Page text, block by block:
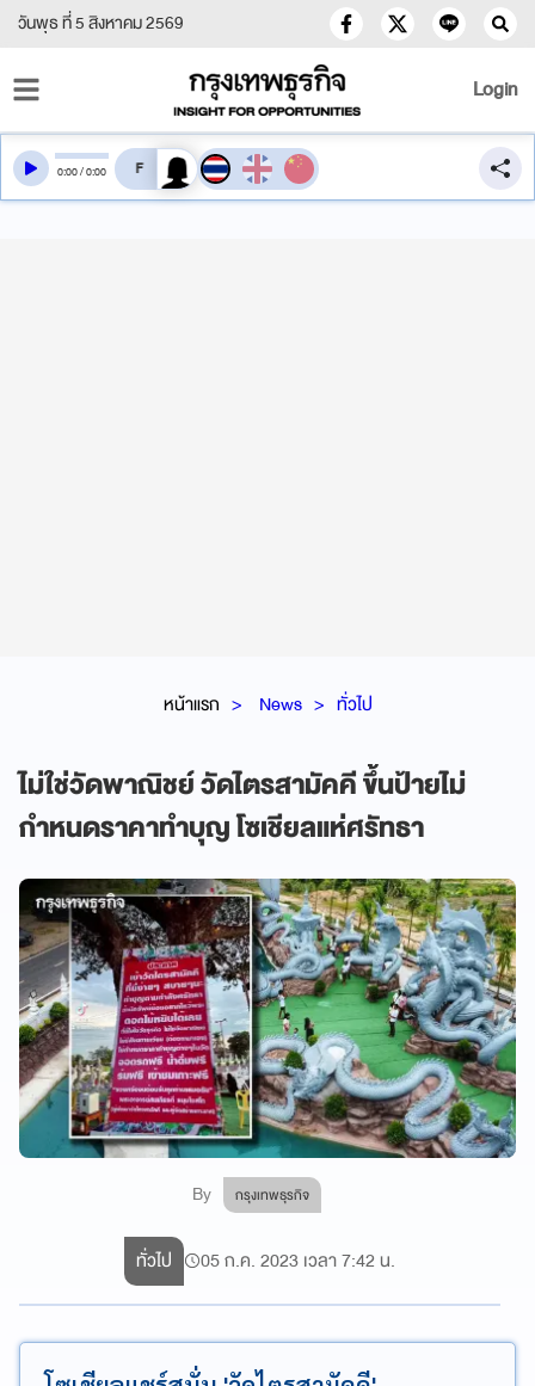
วันพุธ ที่ 5 สิงหาคม 2569
Login
หน้าแรก News ทั่วไป
ไม่ใช่วัดพาณิชย์ วัดไตรสามัคคี ขึ้นป้ายไม่
กำหนดราคาทำบุญ โซเชียลแห่ศรัทธา
By กรุงเทพธุรกิจ
0:00/0:00 สลับเสียงอ่าน
ทั่วไป 05 ก.ค. 2023 เวลา 7:42 น.